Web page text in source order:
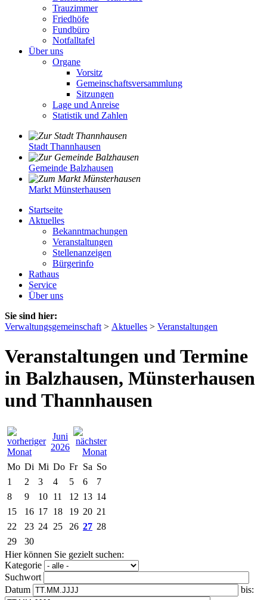
Trauzimmer
Friedhöfe
Fundbüro
Notfalltafel
Über uns
Organe
Vorsitz
Gemeinschaftsversammlung
Sitzungen
Lage und Anreise
Statistik und Zahlen
Stadt Thannhausen
Gemeinde Balzhausen
Markt Münsterhausen
Startseite
Aktuelles
Bekanntmachungen
Veranstaltungen
Stellenanzeigen
Bürgerinfo
Rathaus
Service
Über uns
Sie sind hier:
Verwaltungsgemeinschaft > Aktuelles > Veranstaltungen
Veranstaltungen und Termine
in Balzhausen, Münsterhausen
und Thannhausen
Juni
2026
Mo Di Mi Do Fr Sa So
1
2 3 4 5 6
7
8
9 10 11 12 13 14
15
16 17 18 19 20 21
22
23 24 25 26 27 28
29
30
Hier können Sie gezielt suchen:
Kategorie
Suchwort
Datum
bis: